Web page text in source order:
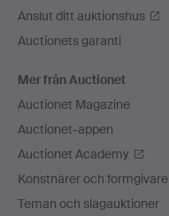
Anslut ditt auktionshus
Auctionets garanti
Mer från Auctionet
Auctionet Magazine
Auctionet-appen
Auctionet Academy
Konstnärer och formgivare
Teman och slagauktioner